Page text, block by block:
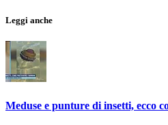
Leggi anche
Meduse e punture di insetti, ecco